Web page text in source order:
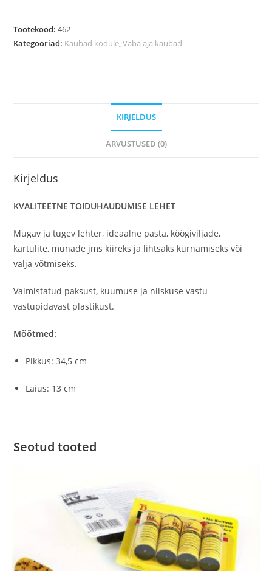
Tootekood:462
Kategooriad: Kaubad kodule,Vaba aja kaubad
KIRJELDUS
ARVUSTUSED (0)
Kirjeldus
KVALITEETNE TOIDUHAUDUMISE LEHET
Mugav ja tugev lehter, ideaalne pasta, köögiviljade,
kartulite, munade jms kiireks ja lihtsaks kurnamiseks või
välja võtmiseks.
Valmistatud paksust, kuumuse ja niiskuse vastu
vastupidavast plastikust.
Mõõtmed:
Pikkus: 34,5 cm
Laius: 13 cm
Seotud tooted